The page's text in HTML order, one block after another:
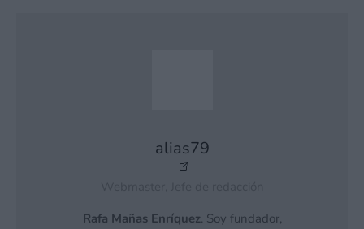
alias79
Rafa Mañas Enríquez. Soy fundador,